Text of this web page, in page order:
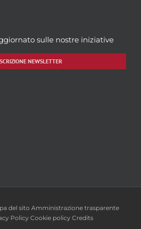
sulle nostre iniziative
NEWSLETTER
del sito Amministrazione trasparente
Policy Cookie policy Credits